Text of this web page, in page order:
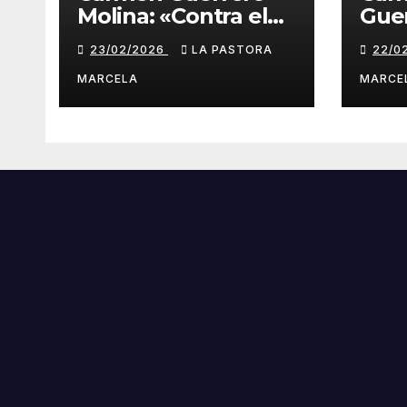
Molina: «Contra el
olvido»
23/02/2026 LA PASTORA
MARCELA
22/